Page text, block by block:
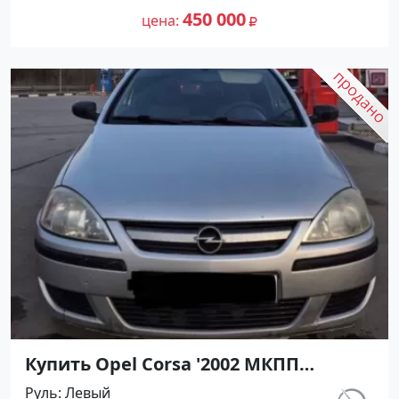
объявление №27492 на сайте
Авторынок23
цена 450 000
Купить Opel Corsa '2002 МКПП
(1200/75 л.с.) Бензин инжектор
Руль Левый